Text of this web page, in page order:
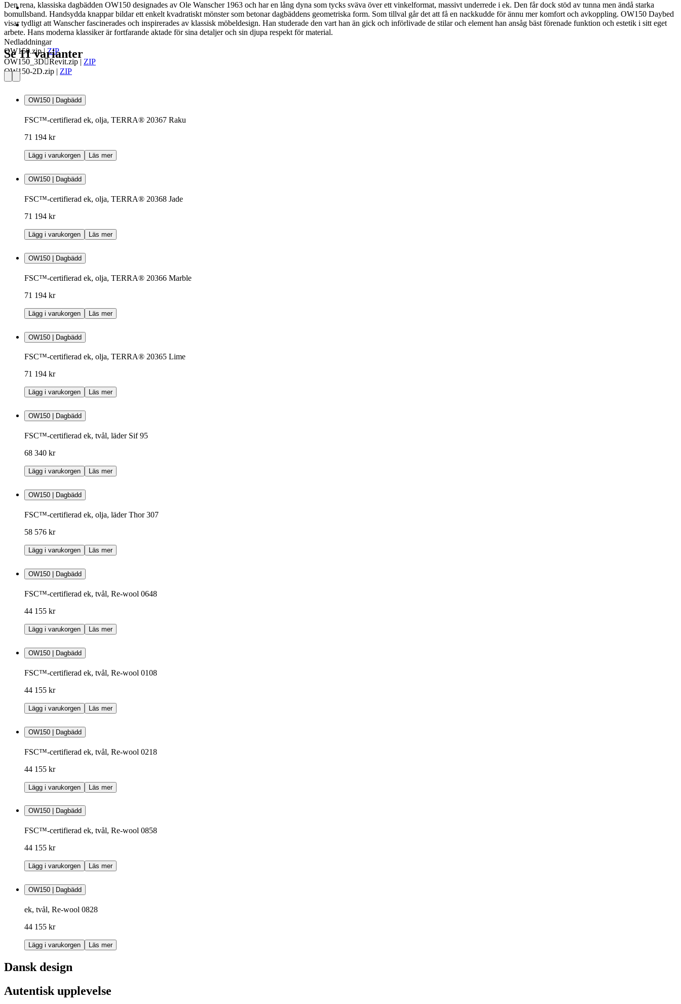
Nedladdningar
OW150.zip|ZIP
OW150_3DRevit.zip | ZIP
OW150-2D.zip | ZIP
Den rena, klassiska dagbädden OW150 designades av Ole Wanscher 1963 och har en lång dyna som tycks sväva över ett vinkelformat, massivt underrede i ek. Den får dock stöd av tunna men ändå starka
bomullsband. Handsydda knappar bildar ett enkelt kvadratiskt mönster som betonar dagbäddens geometriska form. Som tillval går det att få en nackkudde för ännu mer komfort och avkoppling. OW150 Daybed
visar tydligt att Wanscher fascinerades och inspirerades av klassisk möbeldesign. Han studerade den vart han än gick och införlivade de stilar och element han ansåg bäst förenade funktion och estetik i sitt eget
arbete. Hans moderna klassiker är fortfarande aktade för sina detaljer och sin djupa respekt för material.
Se 11 varianter
OW150 | Dagbädd
FSC™-certifierad ek, olja, TERRA® 20367 Raku
71 194 kr
Lägg i varukorgen Läs mer
OW150 | Dagbädd
FSC™-certifierad ek, olja, TERRA® 20368 Jade
71 194 kr
Lägg i varukorgen Läs mer
OW150 | Dagbädd
FSC™-certifierad ek, olja, TERRA® 20366 Marble
71 194 kr
Lägg i varukorgen Läs mer
OW150 | Dagbädd
FSC™-certifierad ek, olja, TERRA® 20365 Lime
71 194 kr
Lägg i varukorgen Läs mer
OW150 | Dagbädd
FSC™-certifierad ek, tvål, läder Sif 95
68 340 kr
Lägg i varukorgen Läs mer
OW150 | Dagbädd
FSC™-certifierad ek, olja, läder Thor 307
58 576 kr
Lägg i varukorgen Läs mer
OW150 | Dagbädd
FSC™-certifierad ek, tvål, Re-wool 0648
44 155 kr
Lägg i varukorgen Läs mer
OW150 | Dagbädd
FSC™-certifierad ek, tvål, Re-wool 0108
44 155 kr
Lägg i varukorgen Läs mer
OW150 | Dagbädd
FSC™-certifierad ek, tvål, Re-wool 0218
44 155 kr
Lägg i varukorgen Läs mer
OW150 | Dagbädd
FSC™-certifierad ek, tvål, Re-wool 0858
44 155 kr
Lägg i varukorgen Läs mer
OW150 | Dagbädd
ek, tvål, Re-wool 0828
44 155 kr
Lägg i varukorgen Läs mer
Dansk design
Autentisk upplevelse